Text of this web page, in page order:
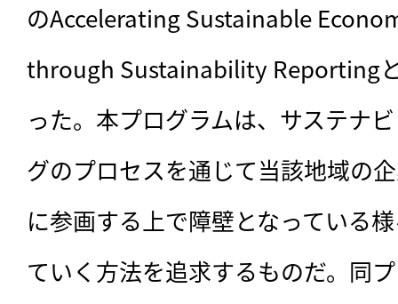
のAccelerating Sustainable
through Sustainability Reporting
った。本プログラムは、サステナ
グのプロセスを通じて当該地域の
に参画する上で障壁となっている
ていく方法を追求するものだ。同